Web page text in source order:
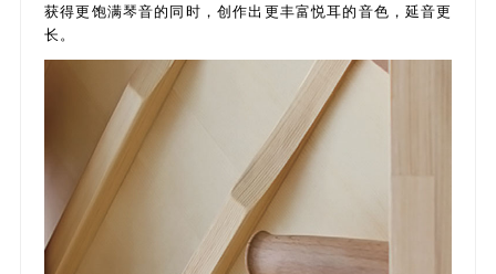
获得更饱满琴音的同时，创作出更丰富悦耳的音色，延音更
长。